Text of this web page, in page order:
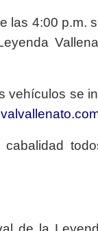
las 4:00 p.m.
vehículos se